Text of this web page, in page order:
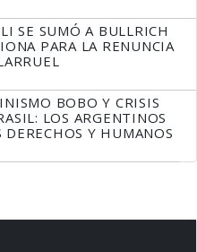
SE SUMÓ A BULLRICH
PARA LA RENUNCIA
BOBO Y CRISIS
LOS ARGENTINOS
DERECHOS Y HUMANOS